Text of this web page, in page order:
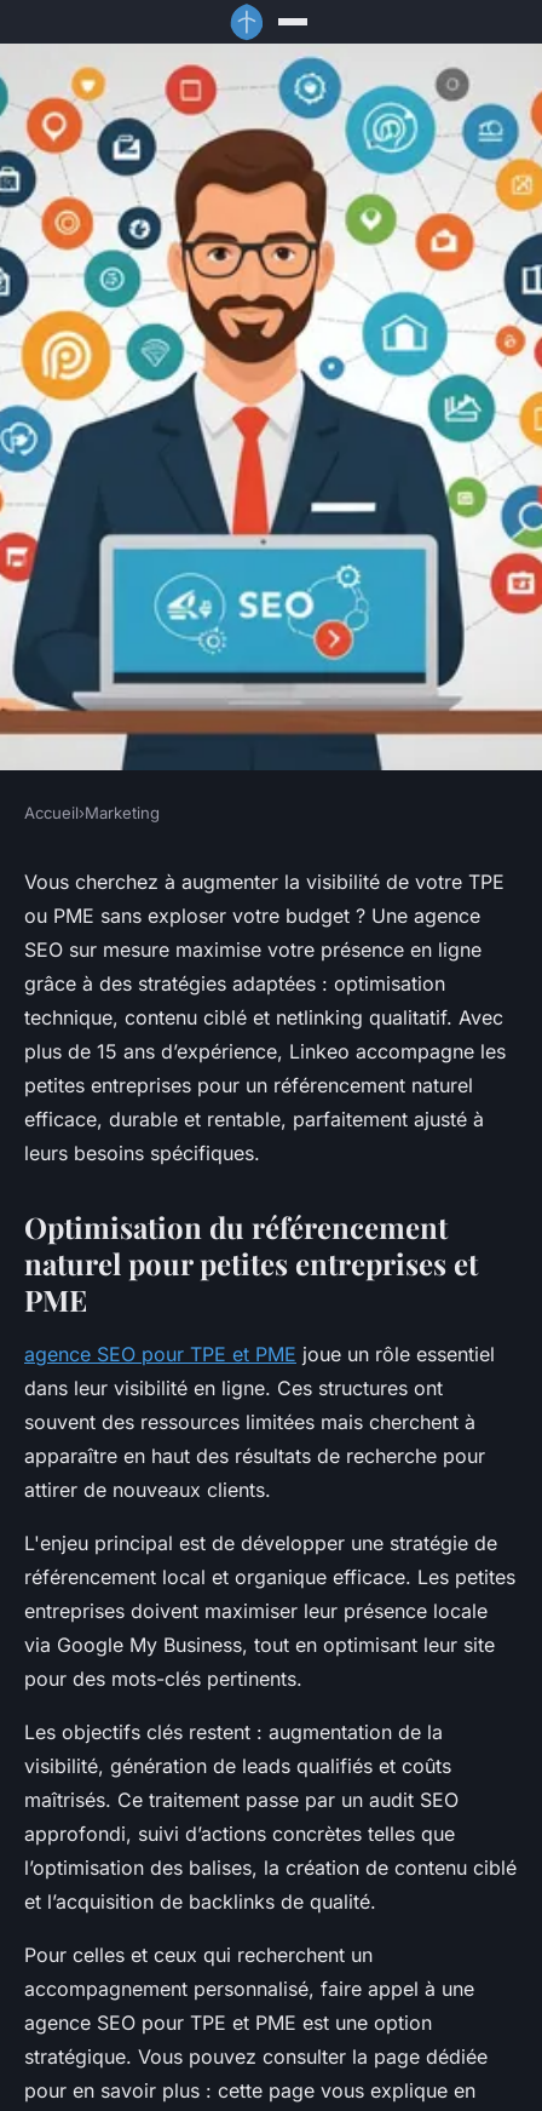
Agence seo sur mesure pour
tpe et pme : boostez votre
visibilité
Youssef•15 septembre 2025• 5 min de lecture
Accueil›Marketing
Vous cherchez à augmenter la visibilité de votre TPE
ou PME sans exploser votre budget ? Une agence
SEO sur mesure maximise votre présence en ligne
grâce à des stratégies adaptées : optimisation
technique, contenu ciblé et netlinking qualitatif. Avec
plus de 15 ans d’expérience, Linkeo accompagne les
petites entreprises pour un référencement naturel
efficace, durable et rentable, parfaitement ajusté à
leurs besoins spécifiques.
Optimisation du référencement
naturel pour petites entreprises et
PME
agence SEO pour TPE et PME joue un rôle essentiel
dans leur visibilité en ligne. Ces structures ont
souvent des ressources limitées mais cherchent à
apparaître en haut des résultats de recherche pour
attirer de nouveaux clients.
L'enjeu principal est de développer une stratégie de
référencement local et organique efficace. Les petites
entreprises doivent maximiser leur présence locale
via Google My Business, tout en optimisant leur site
pour des mots-clés pertinents.
Les objectifs clés restent : augmentation de la
visibilité, génération de leads qualifiés et coûts
maîtrisés. Ce traitement passe par un audit SEO
approfondi, suivi d’actions concrètes telles que
l’optimisation des balises, la création de contenu ciblé
et l’acquisition de backlinks de qualité.
Pour celles et ceux qui recherchent un
accompagnement personnalisé, faire appel à une
agence SEO pour TPE et PME est une option
stratégique. Vous pouvez consulter la page dédiée
pour en savoir plus : cette page vous explique en